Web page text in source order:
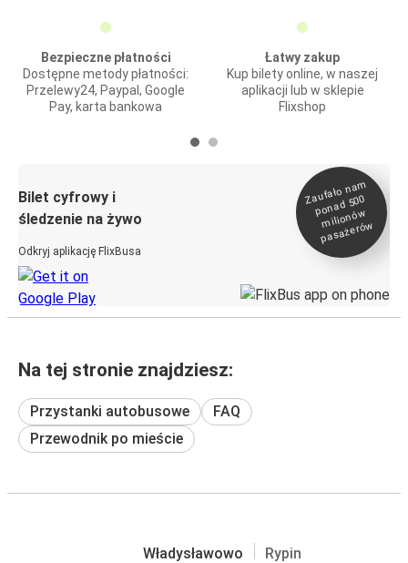
Bezpieczne płatności
Dostępne metody płatności:
Przelewy24, Paypal, Google
Pay, karta bankowa
Łatwy zakup
Kup bilety online, w naszej
aplikacji lub w sklepie
Flixshop
Bilet cyfrowy i
śledzenie na żywo
Odkryj aplikację FlixBusa
Zaufało na
m
ponad 500
milionó
w
pasażeró
w
Na tej stronie znajdziesz:
Przystanki autobusowe
FAQ
Przewodnik po mieście
Władysławowo Rypin